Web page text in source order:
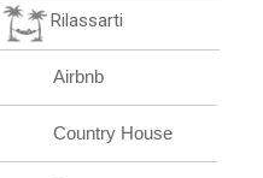
Rilassarti
Airbnb
Country House